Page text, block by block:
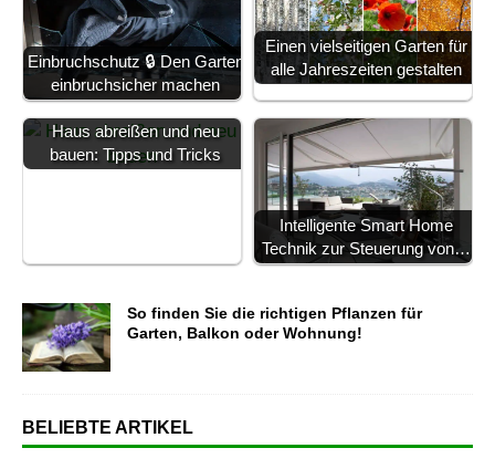
Einbruchschutz 🔒 Den Garten
einbruchsicher machen
Einen vielseitigen Garten für
alle Jahreszeiten gestalten
Haus abreißen und neu
bauen: Tipps und Tricks
Intelligente Smart Home
Technik zur Steuerung von…
So finden Sie die richtigen Pflanzen für
Garten, Balkon oder Wohnung!
BELIEBTE ARTIKEL